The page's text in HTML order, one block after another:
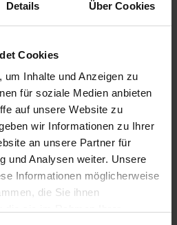
Details Über Cookies
Cookies
Inhalte und Anzeigen zu
für soziale Medien anbieten
auf unsere Website zu
wir Informationen zu Ihrer
an unsere Partner für
und Analysen weiter. Unsere
Informationen möglicherweise
die Sie ihnen
- Familienhotel
ab € 604,20